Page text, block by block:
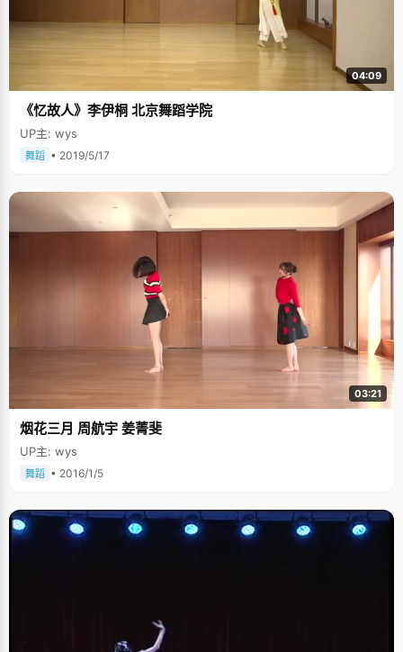
04:09
《忆故人》李伊桐 北京舞蹈学院
UP主: wys
舞蹈 • 2019/5/17
03:21
烟花三月 周航宇 姜菁斐
UP主: wys
舞蹈 • 2016/1/5